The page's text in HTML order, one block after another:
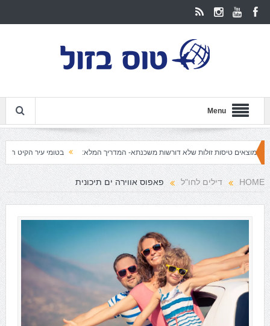
Menu
טיסות זולות שלא דורשות משכנתא- המדריך המלא: בטומי עיר הקיט האולטימטיבית
HOME דילים לחו"ל פאפוס אווירה ים תיכונית